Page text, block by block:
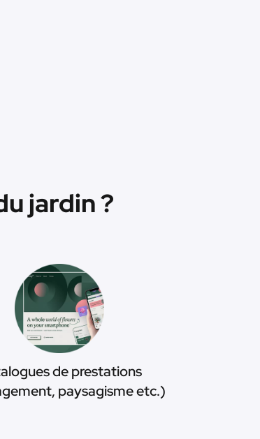
jardin ?
de prestations
paysagisme etc.)